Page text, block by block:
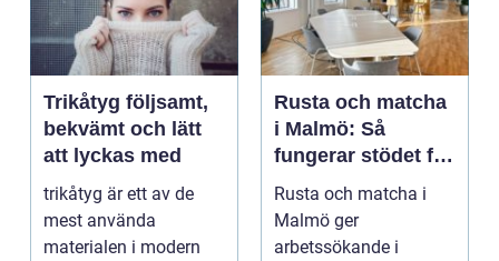
Trikåtyg följsamt,
bekvämt och lätt
att lyckas med
trikåtyg är ett av de
mest använda
materialen i modern
Rusta och matcha
i Malmö: Så
fungerar stödet för
dig som söker
jobb
Rusta och matcha i
Malmö ger
arbetssökande i